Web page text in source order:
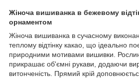
Жіноча вишиванка в бежевому
орнаментом
Жіноча вишиванка в сучасному
теплому відтінку какао, що ідеально
природними мотивами вишивки.
прикрашає об'ємні рукави, додаючи
витонченість. Прямий крій